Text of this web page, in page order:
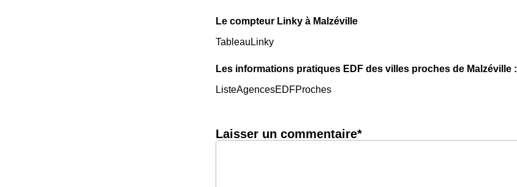
Le compteur Linky à Malzéville
TableauLinky
Les informations pratiques EDF des villes proches de Malzéville :
ListeAgencesEDFProches
Laisser un commentaire*